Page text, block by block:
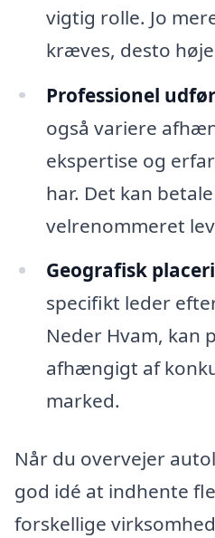
vigtig rolle. Jo
kræves, desto
Professionel
også variere
ekspertise og
har. Det kan
velrenommeret
Geografisk
specifikt leder
Neder Hvam, kan
afhængigt af
marked.
Når du overvejer
god idé at indhente
forskellige